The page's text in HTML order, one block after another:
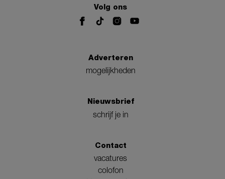
Volg ons
Adverteren
mogelijkheden
Nieuwsbrief
schrijf je in
Contact
vacatures
colofon